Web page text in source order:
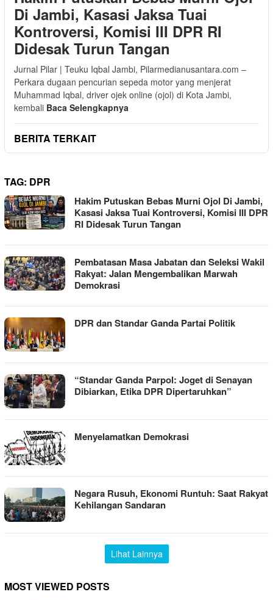
Di Jambi, Kasasi Jaksa Tuai
Kontroversi, Komisi III DPR RI
Didesak Turun Tangan
Jurnal Pilar | Teuku Iqbal Jambi, Pilarmedianusantara.com –
Perkara dugaan pencurian sepeda motor yang menjerat
Muhammad Iqbal, driver ojek online (ojol) di Kota Jambi,
kembali Baca Selengkapnya
BERITA TERKAIT
TAG: DPR
Hakim Putuskan Bebas Murni Ojol Di Jambi,
Kasasi Jaksa Tuai Kontroversi, Komisi III DPR
RI Didesak Turun Tangan
Pembatasan Masa Jabatan dan Seleksi Wakil
Rakyat: Jalan Mengembalikan Marwah
Demokrasi
DPR dan Standar Ganda Partai Politik
“Standar Ganda Parpol: Joget di Senayan
Dibiarkan, Etika DPR Dipertaruhkan”
Menyelamatkan Demokrasi
Negara Rusuh, Ekonomi Runtuh: Saat Rakyat
Kehilangan Sandaran
Lihat Lainnya
MOST VIEWED POSTS